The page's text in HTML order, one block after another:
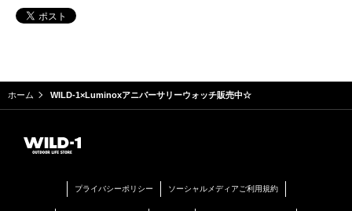
ホーム WILD-1×Luminoxアニバーサリーウォッチ販売中☆
プライバシーポリシー ソーシャルメディアご利用規約